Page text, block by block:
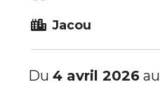
Jacou
Du 4 avril 2026 au